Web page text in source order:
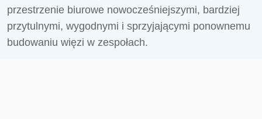
przestrzenie biurowe nowocześniejszymi, bardziej
przytulnymi, wygodnymi i sprzyjającymi ponownemu
budowaniu więzi w zespołach.